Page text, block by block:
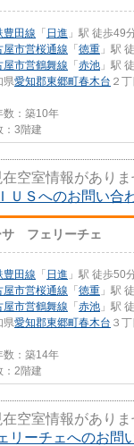
豊田線 「 日進 」駅 徒歩49
屋市営桜通線 「 徳重 」駅
屋市営鶴舞線 「 赤池 」駅
県愛知郡東郷町春木台 ２
数：築10年
：3階建
空室情報がありま
ＵＳへのお問い合
サ フェリーチェ
豊田線 「 日進 」駅 徒歩50
屋市営桜通線 「 徳重 」駅
屋市営鶴舞線 「 赤池 」駅
県愛知郡東郷町春木台 ３
数：築14年
：2階建
空室情報がありま
ーチェへのお問